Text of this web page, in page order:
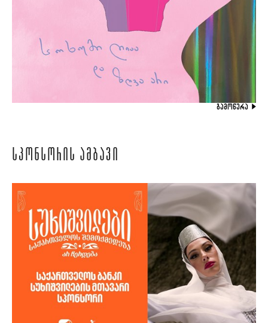
ᲒᲐᲛᲝᲬᲔᲠᲐ
ᲡᲞᲝᲜᲡᲝᲠᲘᲡ ᲐᲛᲑᲐᲕᲘ